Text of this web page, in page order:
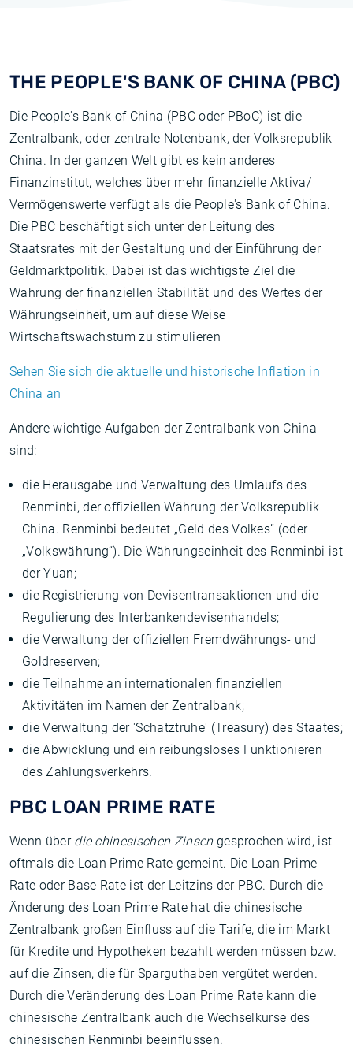
THE PEOPLE'S BANK OF CHINA (PBC)
Die People's Bank of China (PBC oder PBoC) ist die
Zentralbank, oder zentrale Notenbank, der Volksrepublik
China. In der ganzen Welt gibt es kein anderes
Finanzinstitut, welches über mehr finanzielle Aktiva/
Vermögenswerte verfügt als die People's Bank of China.
Die PBC beschäftigt sich unter der Leitung des
Staatsrates mit der Gestaltung und der Einführung der
Geldmarktpolitik. Dabei ist das wichtigste Ziel die
Wahrung der finanziellen Stabilität und des Wertes der
Währungseinheit, um auf diese Weise
Wirtschaftswachstum zu stimulieren
Sehen Sie sich die aktuelle und historische Inflation in
China an
Andere wichtige Aufgaben der Zentralbank von China
sind:
die Herausgabe und Verwaltung des Umlaufs des
Renminbi, der offiziellen Währung der Volksrepublik
China. Renminbi bedeutet „Geld des Volkes” (oder
„Volkswährung“). Die Währungseinheit des Renminbi ist
der Yuan;
die Registrierung von Devisentransaktionen und die
Regulierung des Interbankendevisenhandels;
die Verwaltung der offiziellen Fremdwährungs- und
Goldreserven;
die Teilnahme an internationalen finanziellen
Aktivitäten im Namen der Zentralbank;
die Verwaltung der 'Schatztruhe' (Treasury) des Staates;
die Abwicklung und ein reibungsloses Funktionieren
des Zahlungsverkehrs.
PBC LOAN PRIME RATE
Wenn über die chinesischen Zinsengesprochen wird, ist
oftmals die Loan Prime Rate gemeint. Die Loan Prime
Rate oder Base Rate ist der Leitzins der PBC. Durch die
Änderung des Loan Prime Rate hat die chinesische
Zentralbank großen Einfluss auf die Tarife, die im Markt
für Kredite und Hypotheken bezahlt werden müssen bzw.
auf die Zinsen, die für Sparguthaben vergütet werden.
Durch die Veränderung des Loan Prime Rate kann die
chinesische Zentralbank auch die Wechselkurse des
chinesischen Renminbi beeinflussen.